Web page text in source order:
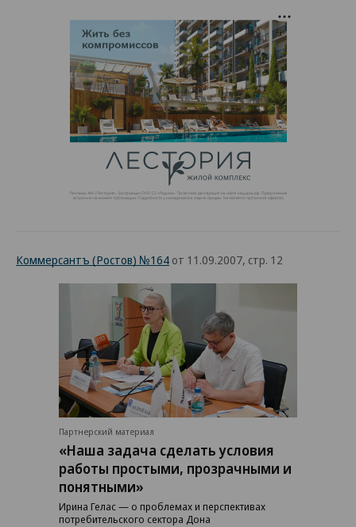
Коммерсантъ (Ростов) №164 от 11.09.2007, стр. 12
Партнерский материал
«Наша задача сделать условия
работы простыми, прозрачными и
понятными»
Ирина Гелас — о проблемах и перспективах
потребительского сектора Дона